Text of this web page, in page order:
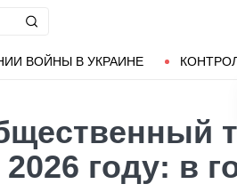
ВОЙНЫ В УКРАИНЕ
году: в